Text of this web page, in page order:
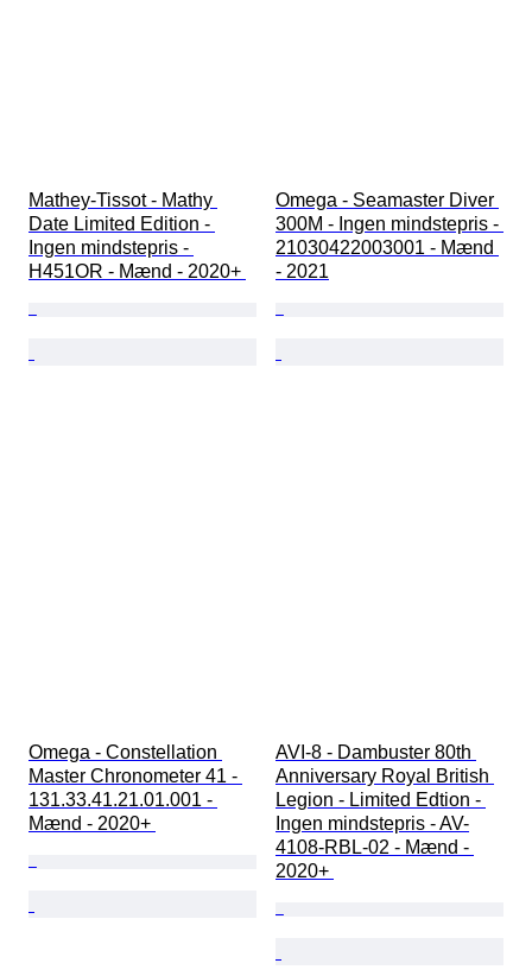
Mathey-Tissot - Mathy
Date Limited Edition -
Ingen mindstepris -
H451OR - Mænd - 2020+
Omega - Seamaster Diver
300M - Ingen mindstepris -
21030422003001 - Mænd
- 2021
Omega - Constellation
Master Chronometer 41 -
131.33.41.21.01.001 -
Mænd - 2020+
AVI-8 - Dambuster 80th
Anniversary Royal British
Legion - Limited Edtion -
Ingen mindstepris - AV-
4108-RBL-02 - Mænd -
2020+